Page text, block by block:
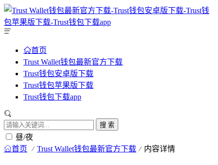
首页
Trust Wallet钱包最新官方下载
Trust钱包安卓版下载
Trust钱包苹果版下载
Trust钱包下载app
搜 索
昼/夜
首页 Trust Wallet钱包最新官方下载 内容详情